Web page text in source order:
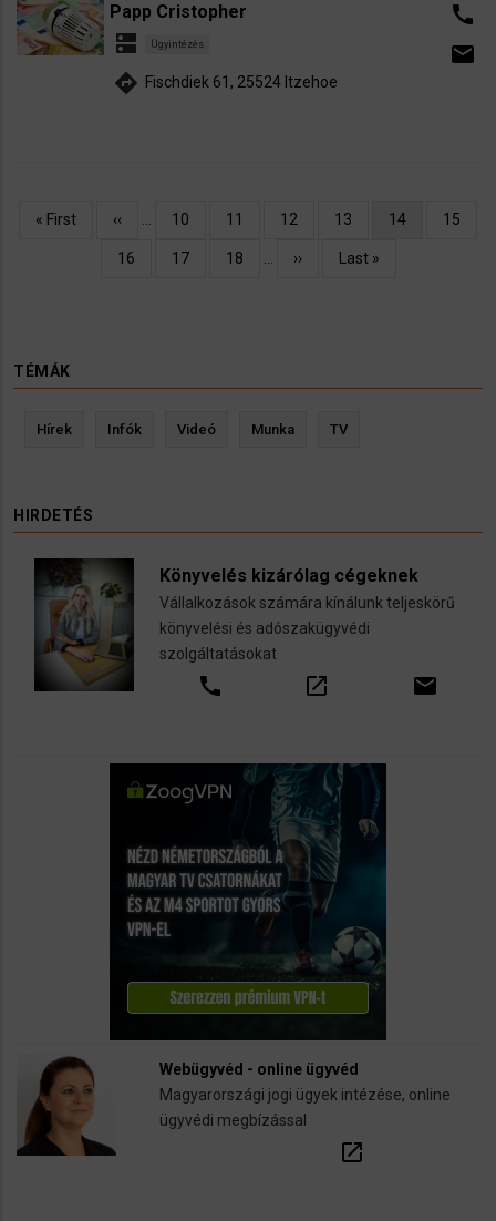
Papp Cristopher
dns Ügyintézés
directions Fischdiek 61, 25524 Itzehoe
call
email
Oldalszámozás
Első
« First
Előző
‹‹ Oldal
10 Oldal
11 Oldal
12 Oldal
13
Jelenlegi
14 Oldal
15
Oldal
16 Oldal
17 Oldal
18
Következő
››
Utolsó
Last »
TÉMÁK
Hírek Infók Videó Munka TV
HIRDETÉS
Könyvelés kizárólag cégeknek
Vállalkozások számára kínálunk teljeskörű
könyvelési és adószakügyvédi
szolgáltatásokat
call open_in_new email
Webügyvéd - online ügyvéd
Magyarországi jogi ügyek intézése, online
ügyvédi megbízással
open_in_new